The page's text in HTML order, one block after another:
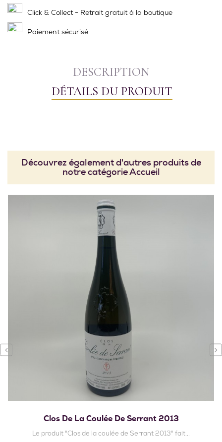
Click & Collect - Retrait gratuit à la boutique
Paiement sécurisé
DESCRIPTION
DÉTAILS DU PRODUIT
Découvrez également d'autres produits de
notre catégorie Accueil
Clos De La Coulée De Serrant 2013
Le produit "Clos de la coulée de Serrant 2013" fait...